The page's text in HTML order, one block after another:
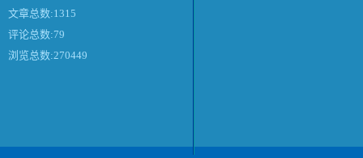
文章总数:1315
评论总数:79
浏览总数:270449